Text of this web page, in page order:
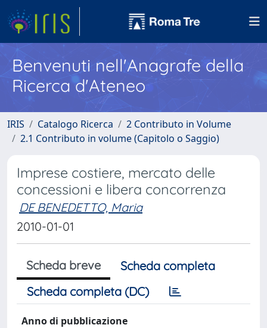
Benvenuti nell'Anagrafe della
Ricerca d'Ateneo
IRIS Catalogo Ricerca
2 Contributo in Volume
2.1 Contributo in volume (Capitolo o Saggio)
Imprese costiere, mercato delle
concessioni e libera concorrenza
DE BENEDETTO, Maria
2010-01-01
Scheda breve
Scheda completa
Scheda completa (DC)
Anno di pubblicazione